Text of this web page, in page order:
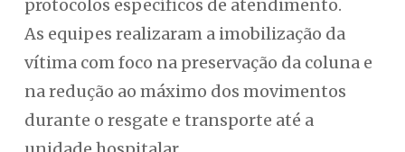
protocolos específicos de atendimento.
As equipes realizaram a imobilização da
vítima com foco na preservação da coluna e
na redução ao máximo dos movimentos
durante o resgate e transporte até a